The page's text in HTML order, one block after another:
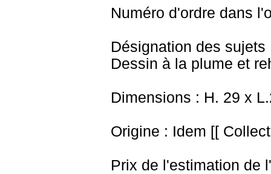
Numéro d'ordre dans
Désignation des
Dessin à la plume et
Dimensions : H. 29 x
Origine : Idem [[
Prix de l'estimation de